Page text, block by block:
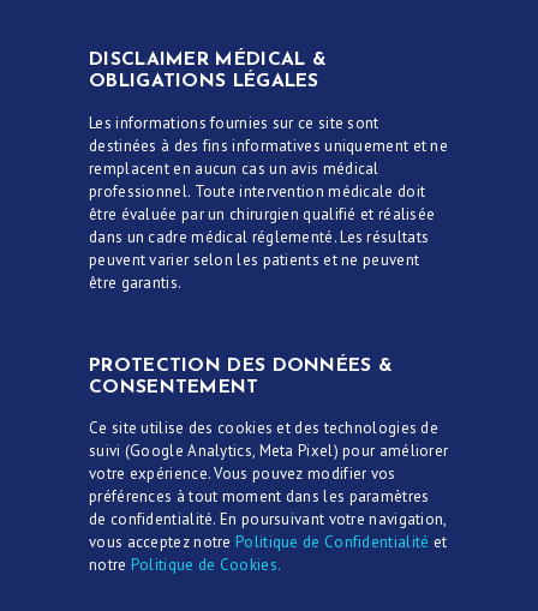
DISCLAIMER MÉDICAL &
OBLIGATIONS LÉGALES
Les informations fournies sur ce site sont
destinées à des fins informatives uniquement et ne
remplacent en aucun cas un avis médical
professionnel. Toute intervention médicale doit
être évaluée par un chirurgien qualifié et réalisée
dans un cadre médical réglementé. Les résultats
peuvent varier selon les patients et ne peuvent
être garantis.
PROTECTION DES DONNÉES &
CONSENTEMENT
Ce site utilise des cookies et des technologies de
suivi (Google Analytics, Meta Pixel) pour améliorer
votre expérience. Vous pouvez modifier vos
préférences à tout moment dans les paramètres
de confidentialité. En poursuivant votre navigation,
vous acceptez notre Politique de Confidentialité et
notre Politique de Cookies.